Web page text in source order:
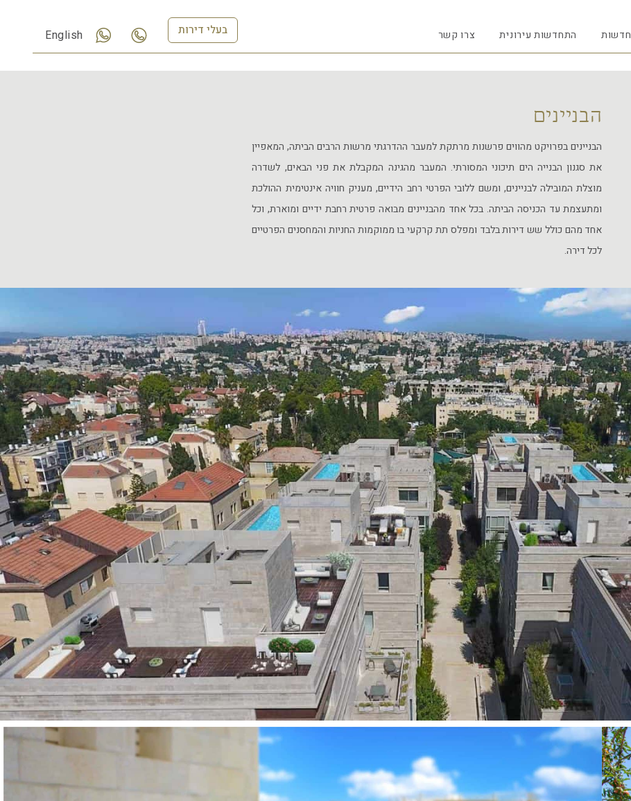
חדשות התחדשות עירונית צרו קשר בעלי דירות English
הבניינים
הבניינים בפרויקט מהווים פרשנות מרתקת למעבר ההדרגתי מרשות הרבים הביתה, המאפיין
את סגנון הבנייה הים תיכוני המסורתי. המעבר מהגינה המקבלת את פני הבאים, לשדרה
מוצלת המובילה לבניינים, ומשם ללובי הפרטי רחב הידיים, מעניק חוויה אינטימית ההולכת
ומתעצמת עד הכניסה הביתה. בכל אחד מהבניינים מבואה פרטית רחבת ידיים ומוארת, וכל
אחד מהם כולל שש דירות בלבד ומפלס תת קרקעי בו ממוקמות החניות והמחסנים הפרטיים
לכל דירה.